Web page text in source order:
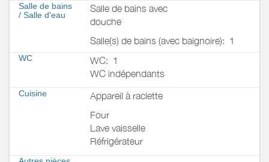
Salle de bains
/ Salle d'eau
Salle de bains avec
douche
Salle(s) de bains (avec baignoire): 1
WC WC: 1
WC indépendants
Cuisine
Appareil à raclette
Four
Lave vaisselle
Réfrigérateur